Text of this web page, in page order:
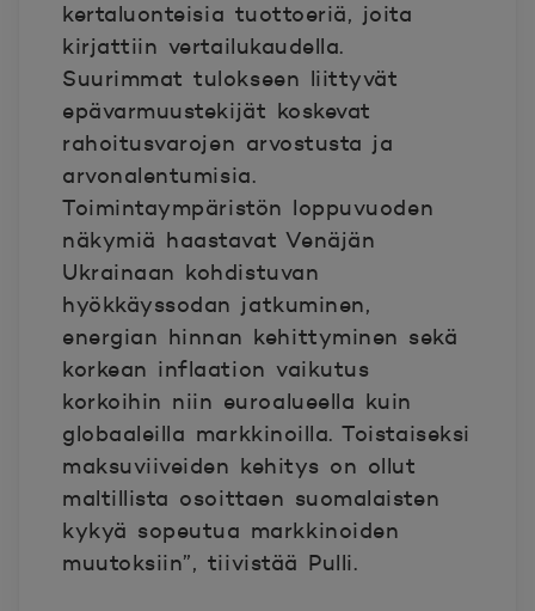
kertaluonteisia tuottoeriä, joita
kirjattiin vertailukaudella.
Suurimmat tulokseen liittyvät
epävarmuustekijät koskevat
rahoitusvarojen arvostusta ja
arvonalentumisia.
Toimintaympäristön loppuvuoden
näkymiä haastavat Venäjän
Ukrainaan kohdistuvan
hyökkäyssodan jatkuminen,
energian hinnan kehittyminen sekä
korkean inflaation vaikutus
korkoihin niin euroalueella kuin
globaaleilla markkinoilla. Toistaiseksi
maksuviiveiden kehitys on ollut
maltillista osoittaen suomalaisten
kykyä sopeutua markkinoiden
muutoksiin”, tiivistää Pulli.